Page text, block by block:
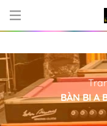
CƠ SỞ
BÀN BI A